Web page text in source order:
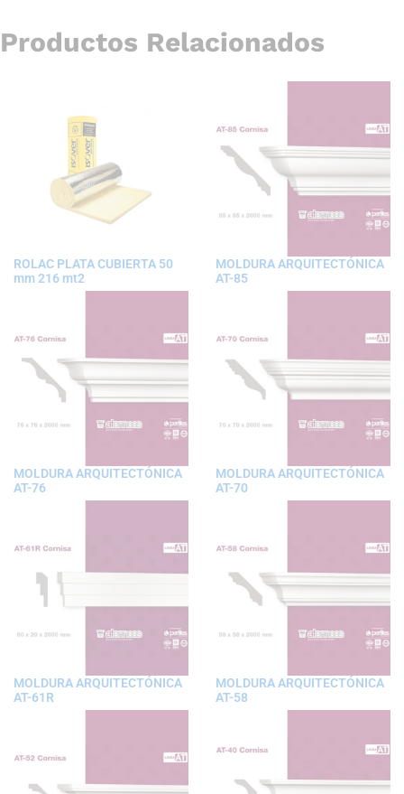
Productos Relacionados
ROLAC PLATA CUBIERTA 50
mm 216 mt2
MOLDURA ARQUITECTÓNICA
AT-85
MOLDURA ARQUITECTÓNICA
AT-76
MOLDURA ARQUITECTÓNICA
AT-70
MOLDURA ARQUITECTÓNICA
AT-61R
MOLDURA ARQUITECTÓNICA
AT-58